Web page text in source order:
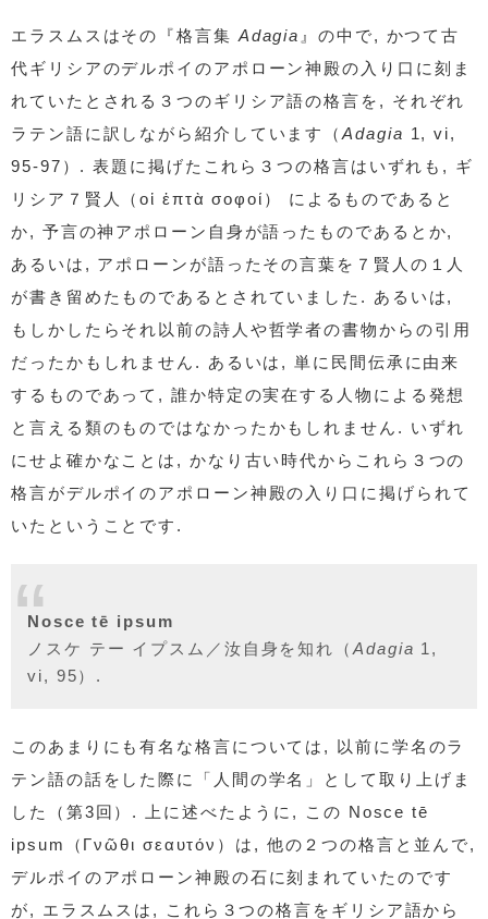
エラスムスはその『格言集 Adagia 』の中で, かつて古
代ギリシアのデルポイのアポローン神殿の入り口に刻ま
れていたとされる３つのギリシア語の格言を, それぞれ
ラテン語に訳しながら紹介しています（Adagia 1, vi,
95-97）. 表題に掲げたこれら３つの格言はいずれも, ギ
リシア７賢人（οἱ ἑπτὰ σοφοί） によるものであると
か, 予言の神アポローン自身が語ったものであるとか,
あるいは, アポローンが語ったその言葉を７賢人の１人
が書き留めたものであるとされていました. あるいは,
もしかしたらそれ以前の詩人や哲学者の書物からの引用
だったかもしれません. あるいは, 単に民間伝承に由来
するものであって, 誰か特定の実在する人物による発想
と言える類のものではなかったかもしれません. いずれ
にせよ確かなことは, かなり古い時代からこれら３つの
格言がデルポイのアポローン神殿の入り口に掲げられて
いたということです.
Nosce tē ipsum
ノスケ テー イプスム／汝自身を知れ（Adagia 1,
vi, 95）.
このあまりにも有名な格言については, 以前に学名のラ
テン語の話をした際に「人間の学名」として取り上げま
した（第3回）. 上に述べたように, この Nosce tē
ipsum（Γνῶθι σεαυτόν）は, 他の２つの格言と並んで,
デルポイのアポローン神殿の石に刻まれていたのです
が, エラスムスは, これら３つの格言をギリシア語から